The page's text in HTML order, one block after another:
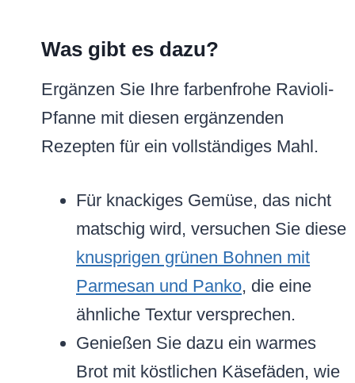
Was gibt es dazu?
Ergänzen Sie Ihre farbenfrohe Ravioli-
Pfanne mit diesen ergänzenden
Rezepten für ein vollständiges Mahl.
Für knackiges Gemüse, das nicht
matschig wird, versuchen Sie diese
knusprigen grünen Bohnen mit
Parmesan und Panko, die eine
ähnliche Textur versprechen.
Genießen Sie dazu ein warmes
Brot mit köstlichen Käsefäden, wie